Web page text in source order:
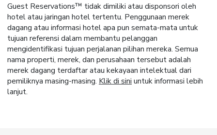
Guest Reservations™ tidak dimiliki atau disponsori oleh
hotel atau jaringan hotel tertentu. Penggunaan merek
dagang atau informasi hotel apa pun semata-mata untuk
tujuan referensi dalam membantu pelanggan
mengidentifikasi tujuan perjalanan pilihan mereka. Semua
nama properti, merek, dan perusahaan tersebut adalah
merek dagang terdaftar atau kekayaan intelektual dari
pemiliknya masing-masing. Klik di sini untuk informasi lebih
lanjut.